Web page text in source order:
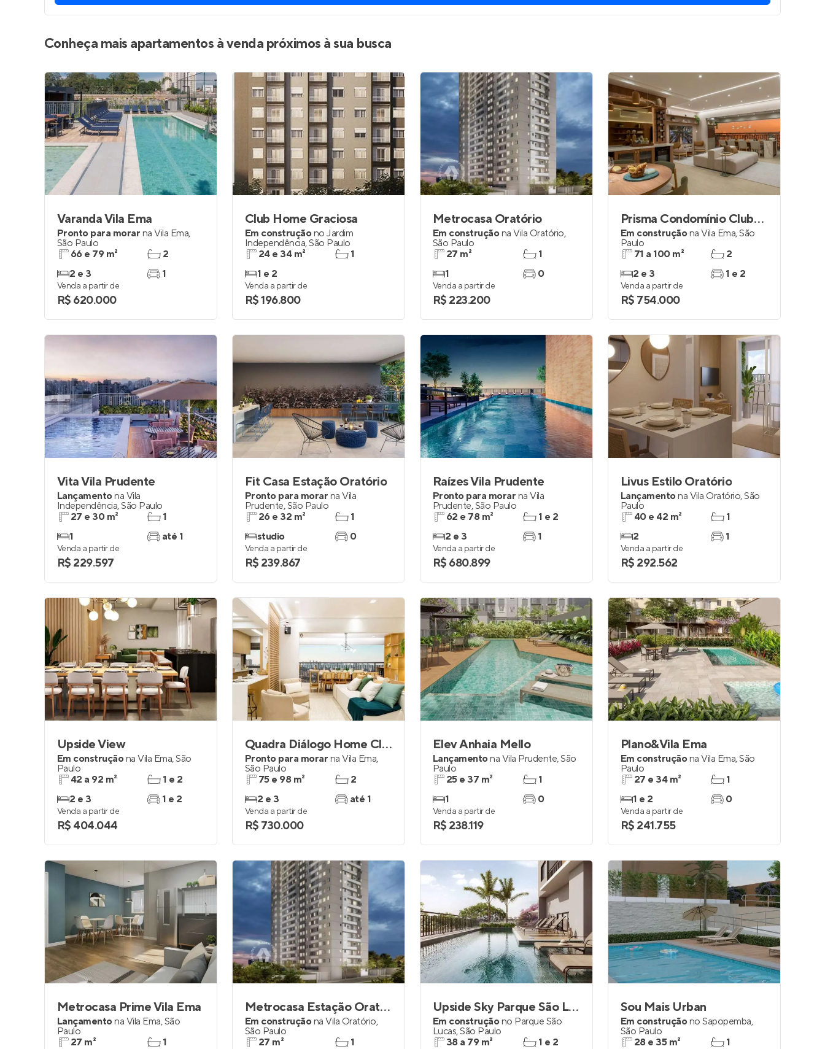
Conheça mais apartamentos à venda próximos à sua busca
Varanda Vila Ema
Pronto para morar na Vila Ema,
São Paulo
66 e 79 m²
2 e 3
2
1
Venda a partir de
R$ 620.000
Club Home Graciosa
Em construçãono Jardim
Independência,São Paulo
24 e 34 m²
1 e 2
1
Venda a partir de
R$ 196.800
Metrocasa Oratório
Em construçãona Vila Oratório,
São Paulo
27 m²
1
1
0
Venda a partir de
R$ 223.200
Prisma Condomínio Clube Vila Ema
Em construçãona Vila Ema,São
Paulo
71 a 100 m²
2 e 3
2
1 e 2
Venda a partir de
R$ 754.000
Vita Vila Prudente
Lançamentona Vila
Independência,São Paulo
27 e 30 m²
1
1
até 1
Venda a partir de
R$ 229.597
Fit Casa Estação Oratório
Pronto para morar na Vila
Prudente,São Paulo
26 e 32 m²
studio
1
0
Venda a partir de
R$ 239.867
Raízes Vila Prudente
Pronto para morar na Vila
Prudente,São Paulo
62 e 78 m²
2 e 3
1 e 2
1
Venda a partir de
R$ 680.899
Livus Estilo Oratório
Lançamentona Vila Oratório,São
Paulo
40 e 42 m²
2
1
1
Venda a partir de
R$ 292.562
Upside View
Em construçãona Vila Ema,São
Paulo
42 a 92 m²
2 e 3
1 e 2
1 e 2
Venda a partir de
R$ 404.044
Quadra Diálogo Home Club
Pronto para morar na Vila Ema,
São Paulo
75 e 98 m²
2 e 3
2
até 1
Venda a partir de
R$ 730.000
Elev Anhaia Mello
Lançamentona Vila Prudente,São
Paulo
25 e 37 m²
1
1
0
Venda a partir de
R$ 238.119
Plano&Vila Ema
Em construçãona Vila Ema,São
Paulo
27 e 34 m²
1 e 2
1
0
Venda a partir de
R$ 241.755
Metrocasa Prime Vila Ema
Lançamentona Vila Ema,São
Paulo
27 m²
1
Metrocasa Estação Oratório
Em construçãona Vila Oratório,
São Paulo
27 m²
1
Upside Sky Parque São Lucas
Em construçãono Parque São
Lucas,São Paulo
38 a 79 m²
1 e 2
Sou Mais Urban
Em construçãono Sapopemba,
São Paulo
28 e 35 m²
1